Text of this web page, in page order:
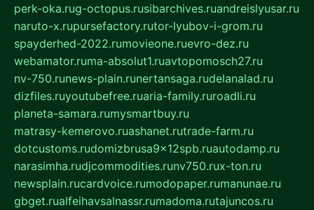
perk-oka.rug-octopus.rusibarchives.ruandreislyusar.ru
naruto-x.rupursefactory.rutor-lyubov-i-grom.ru
spayderhed-2022.rumovieone.ruevro-dez.ru
webamator.ruma-absolut1.ruavtopomosch27.ru
nv-750.runews-plain.runertansaga.rudelanalad.ru
dizfiles.ruyoutubefree.ruaria-family.ruroadli.ru
planeta-samara.rumysmartbuy.ru
matrasy-kemerovo.ruashanet.rutrade-farm.ru
dotcustoms.rudomizbrusa9x12spb.ruautodamp.ru
narasimha.rudjcommodities.runv750.rux-ton.ru
newsplain.rucardvoice.rumodopaper.rumanunae.ru
gbget.rualfeihavsalnassr.rumadoma.rutajuncos.ru